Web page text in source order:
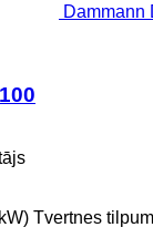
Dammann
Tvertnes